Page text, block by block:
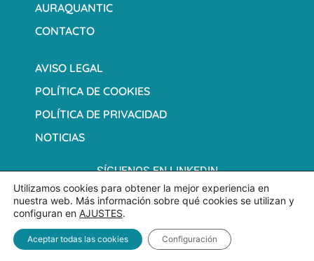
AURAQUANTIC
CONTACTO
AVISO LEGAL
POLÍTICA DE COOKIES
POLÍTICA DE PRIVACIDAD
NOTICIAS
SÍGUENOS EN LINKEDIN
Utilizamos cookies para obtener la mejor experiencia en
nuestra web. Más información sobre qué cookies se utilizan y
configuran en AJUSTES.
Aceptar todas las cookies Configuración